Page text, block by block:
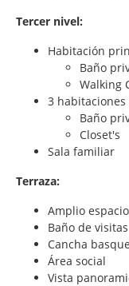
Tercer nivel:
Habitación
Baño
Walking
3
Baño
Closet's
Sala familiar
Terraza:
Amplio
Baño de visitas
Cancha
Área social
Vista